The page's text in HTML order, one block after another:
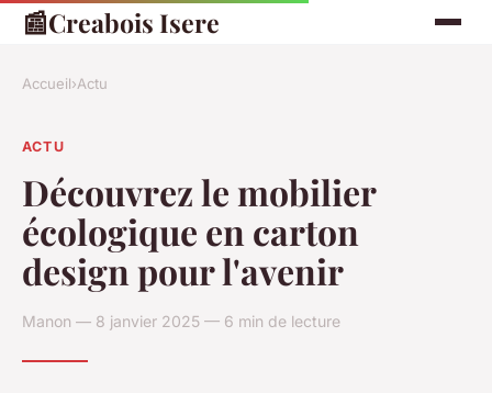
📰Creabois Isere
Accueil›Actu
ACTU
Découvrez le mobilier
écologique en carton
design pour l'avenir
Manon — 8 janvier 2025 — 6 min de lecture